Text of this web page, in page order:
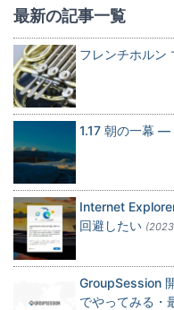
最新の記事一覧
フレンチホルン
1.17 朝の一幕 —
Internet
回避したい
GroupSession
でやってみる・